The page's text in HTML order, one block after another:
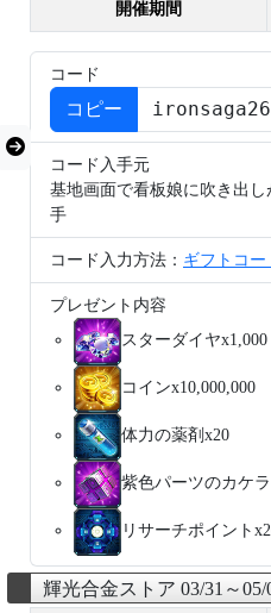
開催期間
コード
コピー
コード入手元
基地画面で看板娘に吹き出
手
コード入力方法： ギフトコー
プレゼント内容
スターダイヤx1,000
コインx10,000,000
体力の薬剤x20
紫色パーツのカケ
リサーチポイント
輝光合金ストア 03/31～